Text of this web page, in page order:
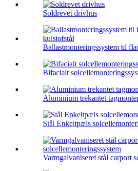
Soldrevet drivhus
Ballastmonteringssystem til
Bifacialt
Aluminium trekantet
Stål Enkeltpæls
Varmgalvaniseret stål carport